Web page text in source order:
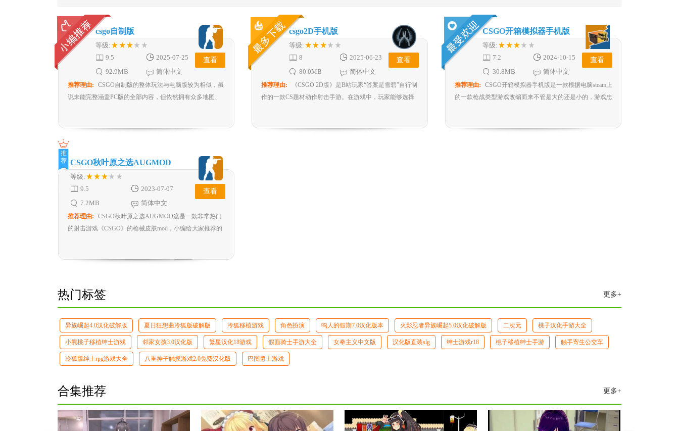
csgo自制版
等级:
9.5
2025-07-25
92.9MB
简体中文
查看
推荐理由:
CSGO自制版的整体玩法与电脑版较为相似，虽
说未能完整涵盖PC版的全部内容，但依然拥有众多地图、
救人质等。在游戏过程中，玩家得凭借自身技能与战术意识
战胜对手，完成游戏目标，玩起来十分过瘾，足以维持游戏
的趣味性。
csgo2D手机版
等级:
8
2025-06-23
80.0MB
简体中文
查看
推荐理由:
《CSGO 2D版》是B站玩家“答案是雪碧”自行制
作的一款CS题材动作射击手游。在游戏中，玩家能够选择
CSGO开箱模拟器手机版
等级:
7.2
2024-10-15
30.8MB
简体中文
查看
推荐理由:
CSGO开箱模拟器手机版是一款根据电脑steam上
的一款枪战类型游戏改编而来不管是大的还是小的，游戏忠
CSGO秋叶原之选AUGMOD
等级:
9.5
2023-07-07
7.2MB
简体中文
查看
推荐理由:
CSGO秋叶原之选AUGMOD这是一款非常热门
的射击游戏《CSGO》的枪械皮肤mod，小编给大家推荐的
推
荐
热门标签 更多+
异族崛起4.0汉化破解版 夏日狂想曲冷狐版破解版 冷狐移植游戏 角色扮演 鸣人的假期7.0汉化版本 火影忍者异族崛起5.0汉化破解版 二次元 桃子汉化手游大全
小熊桃子移植绅士游戏 邻家女孩3.0汉化版 繁星汉化18游戏 假面骑士手游大全 女拳主义中文版 汉化版直装slg 绅士游戏r18 桃子移植绅士手游 触手寄生公交车
冷狐版绅士rpg游戏大全 八重神子触摸游戏2.0免费汉化版 巴图勇士游戏
合集推荐 更多+
next